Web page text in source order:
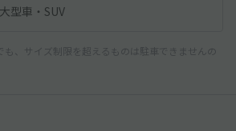
大型車・SUV
も、サイズ制限を超えるものは駐車できませんの